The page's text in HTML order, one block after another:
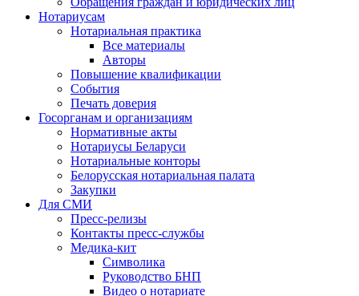
Нотариусам
Нотариальная практика
Все материалы
Авторы
Повышение квалификации
События
Печать доверия
Госорганам и организациям
Нормативные акты
Нотариусы Беларуси
Нотариальные конторы
Белорусская нотариальная палата
Закупки
Для СМИ
Пресс-релизы
Контакты пресс-службы
Медика-кит
Символика
Руководство БНП
Видео о нотариате